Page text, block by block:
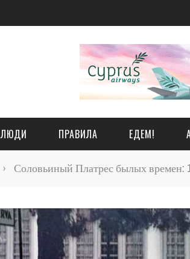
ЛЮДИ ПРАВИЛА ЕДЕМ!
› Соловьиный Платрес былых времен: